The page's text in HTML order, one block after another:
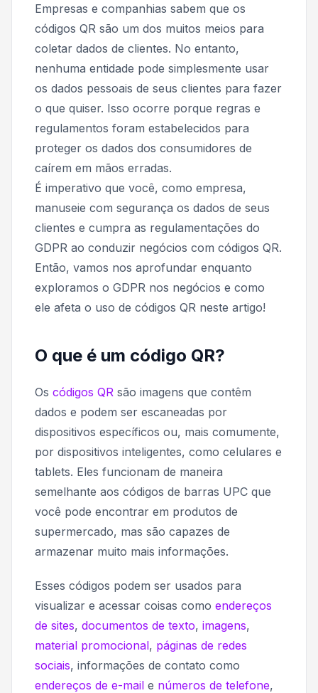
Empresas e companhias sabem que os
códigos QR são um dos muitos meios para
coletar dados de clientes. No entanto,
nenhuma entidade pode simplesmente usar
os dados pessoais de seus clientes para fazer
o que quiser. Isso ocorre porque regras e
regulamentos foram estabelecidos para
proteger os dados dos consumidores de
caírem em mãos erradas.
É imperativo que você, como empresa,
manuseie com segurança os dados de seus
clientes e cumpra as regulamentações do
GDPR ao conduzir negócios com códigos QR.
Então, vamos nos aprofundar enquanto
exploramos o GDPR nos negócios e como
ele afeta o uso de códigos QR neste artigo!
O que é um código QR?
Os códigos QR são imagens que contêm
dados e podem ser escaneadas por
dispositivos específicos ou, mais comumente,
por dispositivos inteligentes, como celulares e
tablets. Eles funcionam de maneira
semelhante aos códigos de barras UPC que
você pode encontrar em produtos de
supermercado, mas são capazes de
armazenar muito mais informações.
Esses códigos podem ser usados para
visualizar e acessar coisas como endereços
de sites, documentos de texto, imagens,
material promocional, páginas de redes
sociais, informações de contato como
endereços de e-mail e números de telefone,